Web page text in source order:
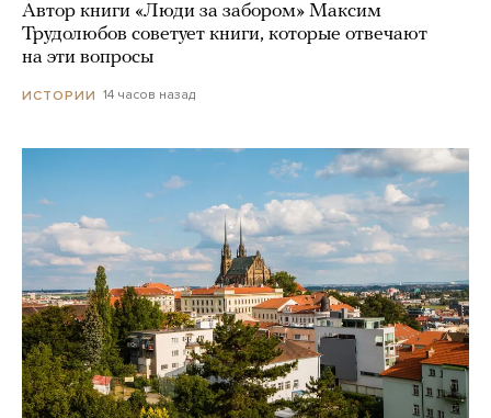
Автор книги «Люди за забором» Максим
Трудолюбов советует книги, которые отвечают
на эти вопросы
ИСТОРИИ 14 часов назад